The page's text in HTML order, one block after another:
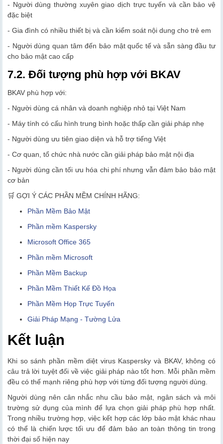
- Người dùng thường xuyên giao dịch trực tuyến và cần bảo vệ
đặc biệt
- Gia đình có nhiều thiết bị và cần kiểm soát nội dung cho trẻ em
- Người dùng quan tâm đến bảo mật quốc tế và sẵn sàng đầu tư
cho bảo mật cao cấp
7.2. Đối tượng phù hợp với BKAV
BKAV phù hợp với:
- Người dùng cá nhân và doanh nghiệp nhỏ tại Việt Nam
- Máy tính có cấu hình trung bình hoặc thấp cần giải pháp nhẹ
- Người dùng ưu tiên giao diện và hỗ trợ tiếng Việt
- Cơ quan, tổ chức nhà nước cần giải pháp bảo mật nội địa
- Người dùng cần tối ưu hóa chi phí nhưng vẫn đảm bảo bảo mật
cơ bản
🛒 GỢI Ý CÁC PHẦN MỀM CHÍNH HÃNG:
Phần Mềm Bảo Mật
Phần mềm Kaspersky
Microsoft Office 365
Phần mềm Microsoft
Phần Mềm Backup
Phần Mềm Thiết Kế Đồ Họa
Phần Mềm Họp Trực Tuyến
Giải Pháp Mạng - Tường Lửa
Kết luận
Khi so sánh phần mềm diệt virus Kaspersky và BKAV, không có
câu trả lời tuyệt đối về việc giải pháp nào tốt hơn. Mỗi phần mềm
đều có thế mạnh riêng phù hợp với từng đối tượng người dùng.
Người dùng nên cân nhắc nhu cầu bảo mật, ngân sách và môi
trường sử dụng của mình để lựa chọn giải pháp phù hợp nhất.
Trong nhiều trường hợp, việc kết hợp các lớp bảo mật khác nhau
có thể là chiến lược tối ưu để đảm bảo an toàn thông tin trong
thời đại số hiện nay